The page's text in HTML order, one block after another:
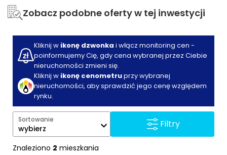
wszystkich pomieszczeń – do
łazienki
oraz do
salonu z aneksem– porządkuje ruch w mieszkaniu
mieszczą odzież i akcesoria sezonowe, dzięki czemu
część dzienna pozostaje uporządkowana, a
usytuowanie drzwi wejściowych obok łazienki
zapewnia szybkie odświeżenie się po powrocie do
domu.
Zachodnia ekspozycja okien w salonie z aneksem
sprzyja popołudniowemu odpoczynkowi i posiłkom
Zobacz podobne oferty w tej inwestycji
Kliknij w ikonę dzwonka i włącz monitoring cen -
poinformujemy Cię, gdy cena wybranej przez Ciebie
nieruchomości zmieni się.
Kliknij w ikonę cenometruprzy wybranej
nieruchomości, aby sprawdzić jego cenę względem
rynku.
Filtry
Sortowanie
wybierz
Znaleziono 2 mieszkania